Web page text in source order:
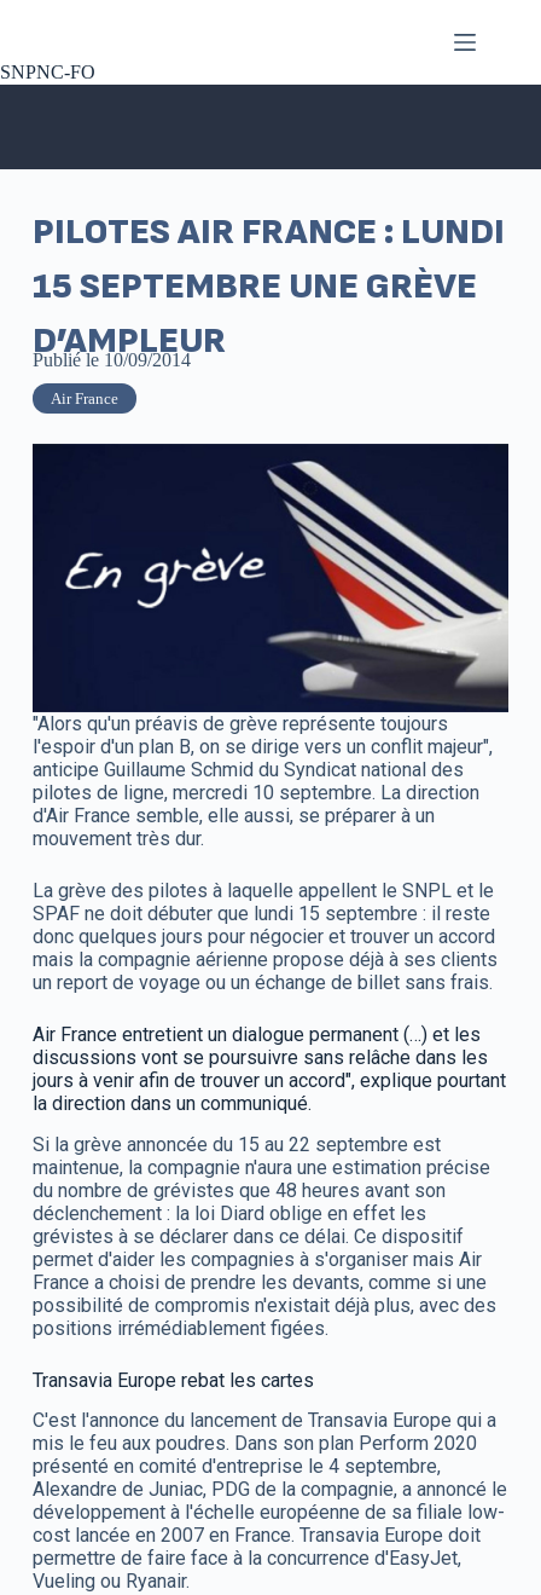
SNPNC-FO
PILOTES AIR FRANCE : LUNDI
15 SEPTEMBRE UNE GRÈVE
D’AMPLEUR
Publié le 10/09/2014
Air France
"Alors qu'un préavis de grève représente toujours
l'espoir d'un plan B, on se dirige vers un conflit majeur",
anticipe Guillaume Schmid du Syndicat national des
pilotes de ligne, mercredi 10 septembre. La direction
d'Air France semble, elle aussi, se préparer à un
mouvement très dur.
La grève des pilotes à laquelle appellent le SNPL et le
SPAF ne doit débuter que lundi 15 septembre : il reste
donc quelques jours pour négocier et trouver un accord
mais la compagnie aérienne propose déjà à ses clients
un report de voyage ou un échange de billet sans frais.
Air France entretient un dialogue permanent (…) et les
discussions vont se poursuivre sans relâche dans les
jours à venir afin de trouver un accord", explique pourtant
la direction dans un communiqué.
Si la grève annoncée du 15 au 22 septembre est
maintenue, la compagnie n'aura une estimation précise
du nombre de grévistes que 48 heures avant son
déclenchement : la loi Diard oblige en effet les
grévistes à se déclarer dans ce délai. Ce dispositif
permet d'aider les compagnies à s'organiser mais Air
France a choisi de prendre les devants, comme si une
possibilité de compromis n'existait déjà plus, avec des
positions irrémédiablement figées.
Transavia Europe rebat les cartes
C'est l'annonce du lancement de Transavia Europe qui a
mis le feu aux poudres. Dans son plan Perform 2020
présenté en comité d'entreprise le 4 septembre,
Alexandre de Juniac, PDG de la compagnie, a annoncé le
développement à l'échelle européenne de sa filiale low-
cost lancée en 2007 en France. Transavia Europe doit
permettre de faire face à la concurrence d'EasyJet,
Vueling ou Ryanair.